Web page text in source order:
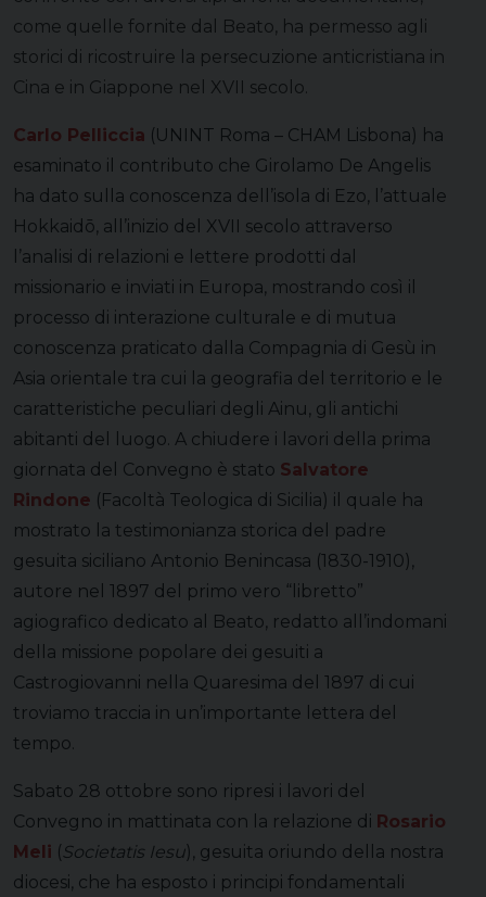
come quelle fornite dal Beato, ha permesso agli
storici di ricostruire la persecuzione anticristiana in
Cina e in Giappone nel XVII secolo.
Carlo Pelliccia (UNINT Roma – CHAM Lisbona) ha
esaminato il contributo che Girolamo De Angelis
ha dato sulla conoscenza dell’isola di Ezo, l’attuale
Hokkaidō, all’inizio del XVII secolo attraverso
l’analisi di relazioni e lettere prodotti dal
missionario e inviati in Europa, mostrando così il
processo di interazione culturale e di mutua
conoscenza praticato dalla Compagnia di Gesù in
Asia orientale tra cui la geografia del territorio e le
caratteristiche peculiari degli Ainu, gli antichi
abitanti del luogo. A chiudere i lavori della prima
giornata del Convegno è stato Salvatore
Rindone (Facoltà Teologica di Sicilia) il quale ha
mostrato la testimonianza storica del padre
gesuita siciliano Antonio Benincasa (1830-1910),
autore nel 1897 del primo vero “libretto”
agiografico dedicato al Beato, redatto all’indomani
della missione popolare dei gesuiti a
Castrogiovanni nella Quaresima del 1897 di cui
troviamo traccia in un’importante lettera del
tempo.
Sabato 28 ottobre sono ripresi i lavori del
Convegno in mattinata con la relazione di Rosario
Meli ( Societatis Iesu), gesuita oriundo della nostra
diocesi, che ha esposto i principi fondamentali